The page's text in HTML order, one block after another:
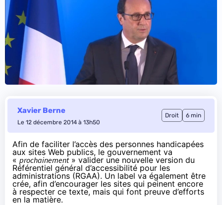
Xavier Berne
Le 12 décembre 2014 à 13h50
Droit 6 min
Afin de faciliter l’accès des personnes handicapées
aux sites Web publics, le gouvernement va
« prochainement» valider une nouvelle version du
Référentiel général d’accessibilité pour les
administrations (RGAA). Un label va également être
crée, afin d’encourager les sites qui peinent encore
à respecter ce texte, mais qui font preuve d’efforts
en la matière.